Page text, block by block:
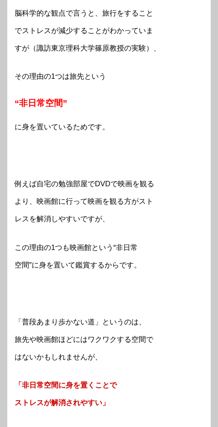
脳科学的な観点で言うと、旅行をすること
でストレスが減少することがわかっていま
すが（諏訪東京理科大学篠原教授の実験）、
その理由の1つは旅先という
“非日常空間”
に身を置いているためです。
例えば自宅の勉強部屋でDVDで映画を観る
より、映画館に行って映画を観る方がスト
レスを解消しやすいですが、
この理由の1つも映画館という“非日常
空間”に身を置いて鑑賞するからです。
「普段あまり歩かない道」というのは、
旅先や映画館ほどにはワクワクする空間で
はないかもしれませんが、
「非日常空間に身を置くことで
ストレスが解消されやすい」